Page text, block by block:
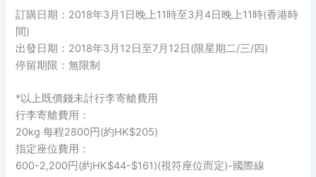
訂購日期：2018年3月1日晚上11時至3月4日晚上11時(香港時
間)
出發日期：2018年3月12日至7月12日(限星期二/三/四)
停留期限：無限制
*以上既價錢未計行李寄艙費用
行李寄艙費用：
20kg 每程2800円(約HK$205)
指定座位費用：
600-2,200円(約HK$44-$161)(視符座位而定)-國際線